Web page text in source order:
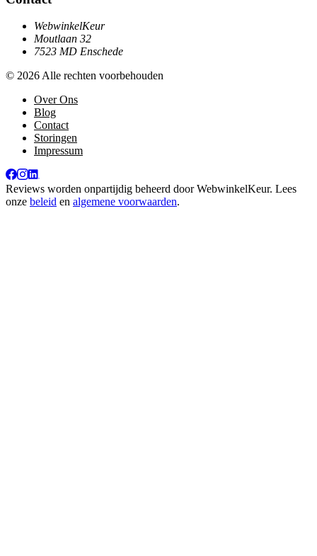
WebwinkelKeur
Moutlaan 32
7523 MD Enschede
© 2026 Alle rechten voorbehouden
Over Ons
Blog
Contact
Storingen
Impressum
Reviews worden onpartijdig beheerd doorWebwinkelKeur. Lees
onze beleid en algemene voorwaarden.